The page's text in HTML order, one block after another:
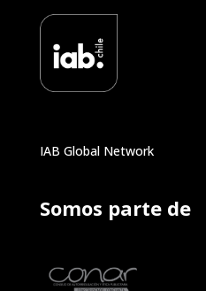
IAB Global Network
Somos parte de